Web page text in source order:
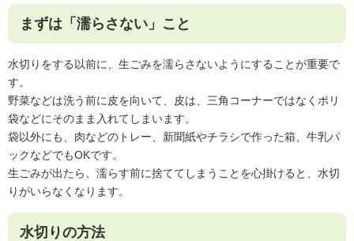
まずは「濡らさない」こと
水切りをする以前に、生ごみを濡らさないようにすることが重要で
す。
野菜などは洗う前に皮を向いて、皮は、三角コーナーではなくポリ
袋などにそのまま入れてしまいます。
袋以外にも、肉などのトレー、新聞紙やチラシで作った箱、牛乳パ
ックなどでもOKです。
生ごみが出たら、濡らす前に捨ててしまうことを心掛けると、水切
りがいらなくなります。
水切りの方法